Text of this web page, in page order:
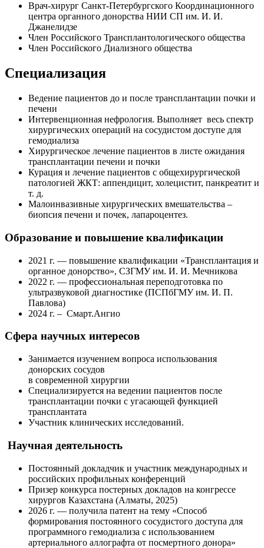
Врач-хирург Санкт-Петербургского Координационного
центра органного донорства НИИ СП им. И. И.
Джанелидзе
Член Российского Трансплантологического общества
Член Российского Диализного общества
Специализация
Ведение пациентов до и после трансплантации почки и
печени
Интервенционная нефрология. Выполняет весь спектр
хирургических операций на сосудистом доступе для
гемодиализа
Хирургическое лечение пациентов в листе ожидания
трансплантации печени и почки
Курация и лечение пациентов с общехирургической
патологией ЖКТ: аппендицит, холецистит, панкреатит и
т. д.
Малоинвазивные хирургических вмешательства –
биопсия печени и почек, лапароцентез.
Образование и повышение квалификации
2021 г. — повышение квалификации «Трансплантация и
органное донорство», СЗГМУ им. И. И. Мечникова
2022 г. — профессиональная переподготовка по
ультразвуковой диагностике (ПСПбГМУ им. И. П.
Павлова)
2024 г. – Смарт.Ангио
Сфера научных интересов
Занимается изучением вопроса использования
донорских сосудов
в современной хирургии
Специализируется на ведении пациентов после
трансплантации почки с угасающей функцией
трансплантата
Участник клинических исследований.
Научная деятельность
Постоянный докладчик и участник международных и
российских профильных конференций
Призер конкурса постерных докладов на конгрессе
хирургов Казахстана (Алматы, 2025)
2026 г. — получила патент на тему «Способ
формирования постоянного сосудистого доступа для
программного гемодиализа с использованием
артериального аллографта от посмертного донора»